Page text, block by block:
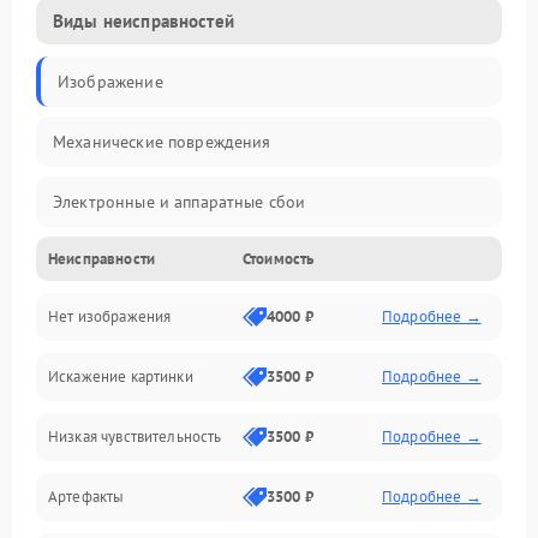
Виды неисправностей
Изображение
Механические повреждения
Электронные и аппаратные сбои
Неисправности сенсора и оптики
Программные ошибки
Электропитание
Измерения
Матрица
Неисправности Стоимость
Нет изображения 4000 ₽ Подробнее →
Искажение картинки 3500 ₽ Подробнее →
Низкая чувствительность 3500 ₽ Подробнее →
Артефакты 3500 ₽ Подробнее →